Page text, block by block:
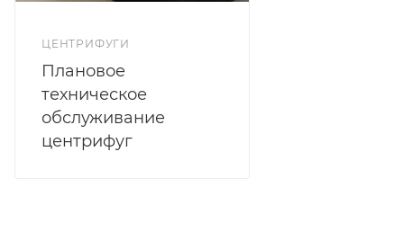
ЦЕНТРИФУГИ
Плановое
техническое
обслуживание
центрифуг